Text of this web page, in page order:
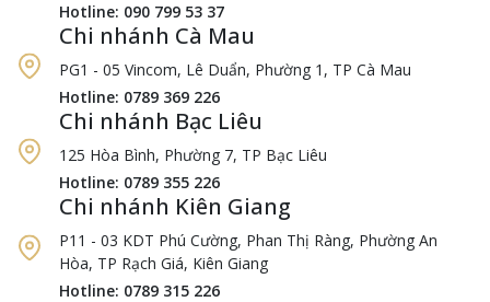
Hotline: 090 799 53 37
Chi nhánh Cà Mau
PG1 - 05 Vincom, Lê Duẩn, Phường 1, TP Cà Mau
Hotline: 0789 369 226
Chi nhánh Bạc Liêu
125 Hòa Bình, Phường 7, TP Bạc Liêu
Hotline: 0789 355 226
Chi nhánh Kiên Giang
P11 - 03 KDT Phú Cường, Phan Thị Ràng, Phường An
Hòa, TP Rạch Giá, Kiên Giang
Hotline: 0789 315 226